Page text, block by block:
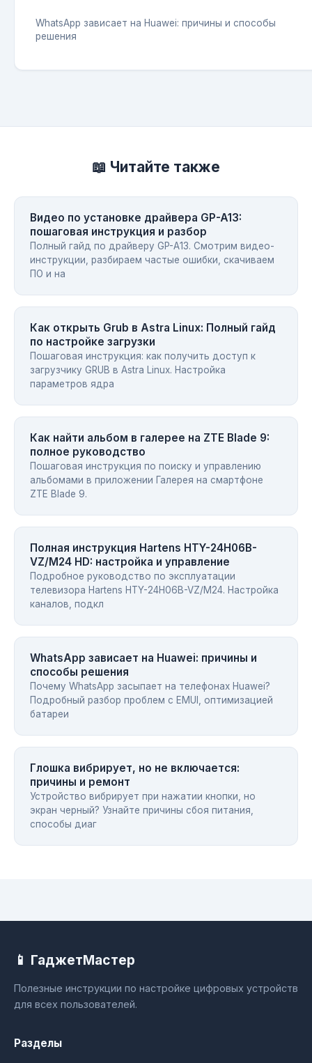
WhatsApp зависает на Huawei: причины и способы
решения
📖 Читайте также
Видео по установке драйвера GP-A13:
пошаговая инструкция и разбор
Полный гайд по драйверу GP-A13. Смотрим видео-
инструкции, разбираем частые ошибки, скачиваем
ПО и на
Как открыть Grub в Astra Linux: Полный гайд
по настройке загрузки
Пошаговая инструкция: как получить доступ к
загрузчику GRUB в Astra Linux. Настройка
параметров ядра
Как найти альбом в галерее на ZTE Blade 9:
полное руководство
Пошаговая инструкция по поиску и управлению
альбомами в приложении Галерея на смартфоне
ZTE Blade 9.
Полная инструкция Hartens HTY-24H06B-
VZ/M24 HD: настройка и управление
Подробное руководство по эксплуатации
телевизора Hartens HTY-24H06B-VZ/M24. Настройка
каналов, подкл
WhatsApp зависает на Huawei: причины и
способы решения
Почему WhatsApp засыпает на телефонах Huawei?
Подробный разбор проблем с EMUI, оптимизацией
батареи
Глошка вибрирует, но не включается:
причины и ремонт
Устройство вибрирует при нажатии кнопки, но
экран черный? Узнайте причины сбоя питания,
способы диаг
📱 ГаджетМастер
Полезные инструкции по настройке цифровых устройств
для всех пользователей.
Разделы